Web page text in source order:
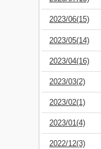
2023/06(15)
2023/05(14)
2023/04(16)
2023/03(2)
2023/02(1)
2023/01(4)
2022/12(3)